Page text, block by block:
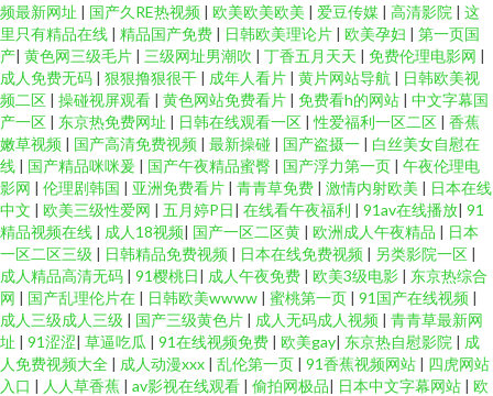
频最新网址 | 国产久RE热视频 | 欧美欧美欧美 | 爱豆传媒 | 高清影院 | 这
里只有精品在线 | 精品国产免费 | 日韩欧美理论片 | 欧美孕妇 | 第一页国
产| 黄色网三级毛片 | 三级网址男潮吹 | 丁香五月天天 | 免费伦理电影网 |
成人免费无码 | 狠狠撸狠很干 | 成年人看片 | 黄片网站导航 | 日韩欧美视
频二区 | 操碰视屏观看 | 黄色网站免费看片 | 免费看h的网站 | 中文字幕国
产一区 | 东京热免费网址 | 日韩在线观看一区 |性爱福利一区二区 | 香蕉
嫩草视频 | 国产高清免费视频 | 最新操碰 | 国产盗摄一 | 白丝美女自慰在
线 | 国产精品咪咪爰 | 国产午夜精品蜜臀 | 国产浮力第一页 | 午夜伦理电
影网 | 伦理剧韩国 | 亚洲免费看片 | 青青草免费 | 激情内射欧美 | 日本在线
中文 | 欧美三级性爱网 | 五月婷P日| 在线看午夜福利 | 91av在线播放| 91
精品视频在线 | 成人18视频| 国产一区二区黄 | 欧洲成人午夜精品 | 日本
一区二区三级 | 日韩精品免费视频 | 日本在线免费视频 | 另类影院一区 |
成人精品高清无码 | 91樱桃日| 成人午夜免费 | 欧美3级电影 | 东京热综合
网 | 国产乱理伦片在 | 日韩欧美wwww | 蜜桃第一页 | 91国产在线视频 |
成人三级成人三级 | 国产三级黄色片 | 成人无码成人视频 | 青青草最新网
址 | 91涩涩| 草逼吃瓜 | 91在线视频免费 | 欧美gay| 东京热自慰影院 | 成
人免费视频大全 | 成人动漫xxx | 乱伦第一页 | 91香蕉视频网站 | 四虎网站
入口 | 人人草香蕉 | av影视在线观看 | 偷拍网极品| 日本中文字幕网站 | 欧